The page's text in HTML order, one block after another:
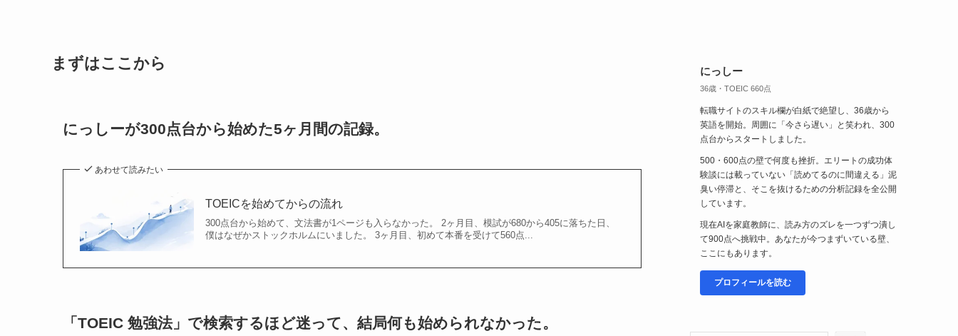
まずはここから
にっしーが300点台から始めた5ヶ月間の記録。
あわせて読みたい
TOEICを始めてからの流れ
300点台から始めて、文法書が1ページも入らなかった。 2ヶ月目、模試が680から405に落ちた日、
僕はなぜかストックホルムにいました。 3ヶ月目、初めて本番を受けて560点...
「TOEIC 勉強法」で検索するほど迷って、結局何も始められなかった。
にっしー
36歳・TOEIC 660点
転職サイトのスキル欄が白紙で絶望し、36歳から
英語を開始。周囲に「今さら遅い」と笑われ、300
点台からスタートしました。
500・600点の壁で何度も挫折。エリートの成功体
験談には載っていない「読めてるのに間違える」泥
臭い停滞と、そこを抜けるための分析記録を全公開
しています。
現在AIを家庭教師に、読み方のズレを一つずつ潰し
て900点へ挑戦中。あなたが今つまずいている壁、
ここにもあります。
プロフィールを読む